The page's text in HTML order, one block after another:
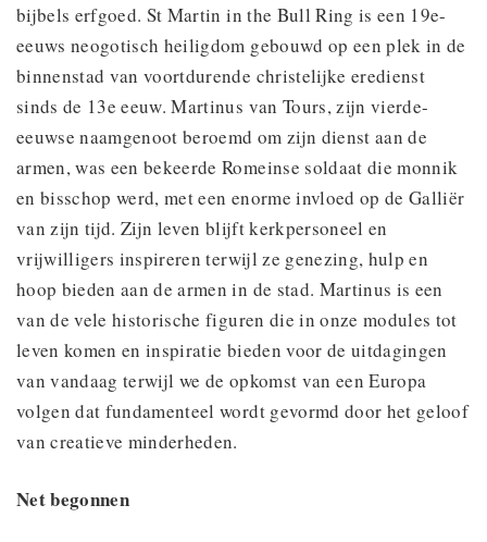
bijbels erfgoed. St Martin in the Bull Ring is een 19e-
eeuws neogotisch heiligdom gebouwd op een plek in de
binnenstad van voortdurende christelijke eredienst
sinds de 13e eeuw. Martinus van Tours, zijn vierde-
eeuwse naamgenoot beroemd om zijn dienst aan de
armen, was een bekeerde Romeinse soldaat die monnik
en bisschop werd, met een enorme invloed op de Galliër
van zijn tijd. Zijn leven blijft kerkpersoneel en
vrijwilligers inspireren terwijl ze genezing, hulp en
hoop bieden aan de armen in de stad. Martinus is een
van de vele historische figuren die in onze modules tot
leven komen en inspiratie bieden voor de uitdagingen
van vandaag terwijl we de opkomst van een Europa
volgen dat fundamenteel wordt gevormd door het geloof
van creatieve minderheden.
Net begonnen